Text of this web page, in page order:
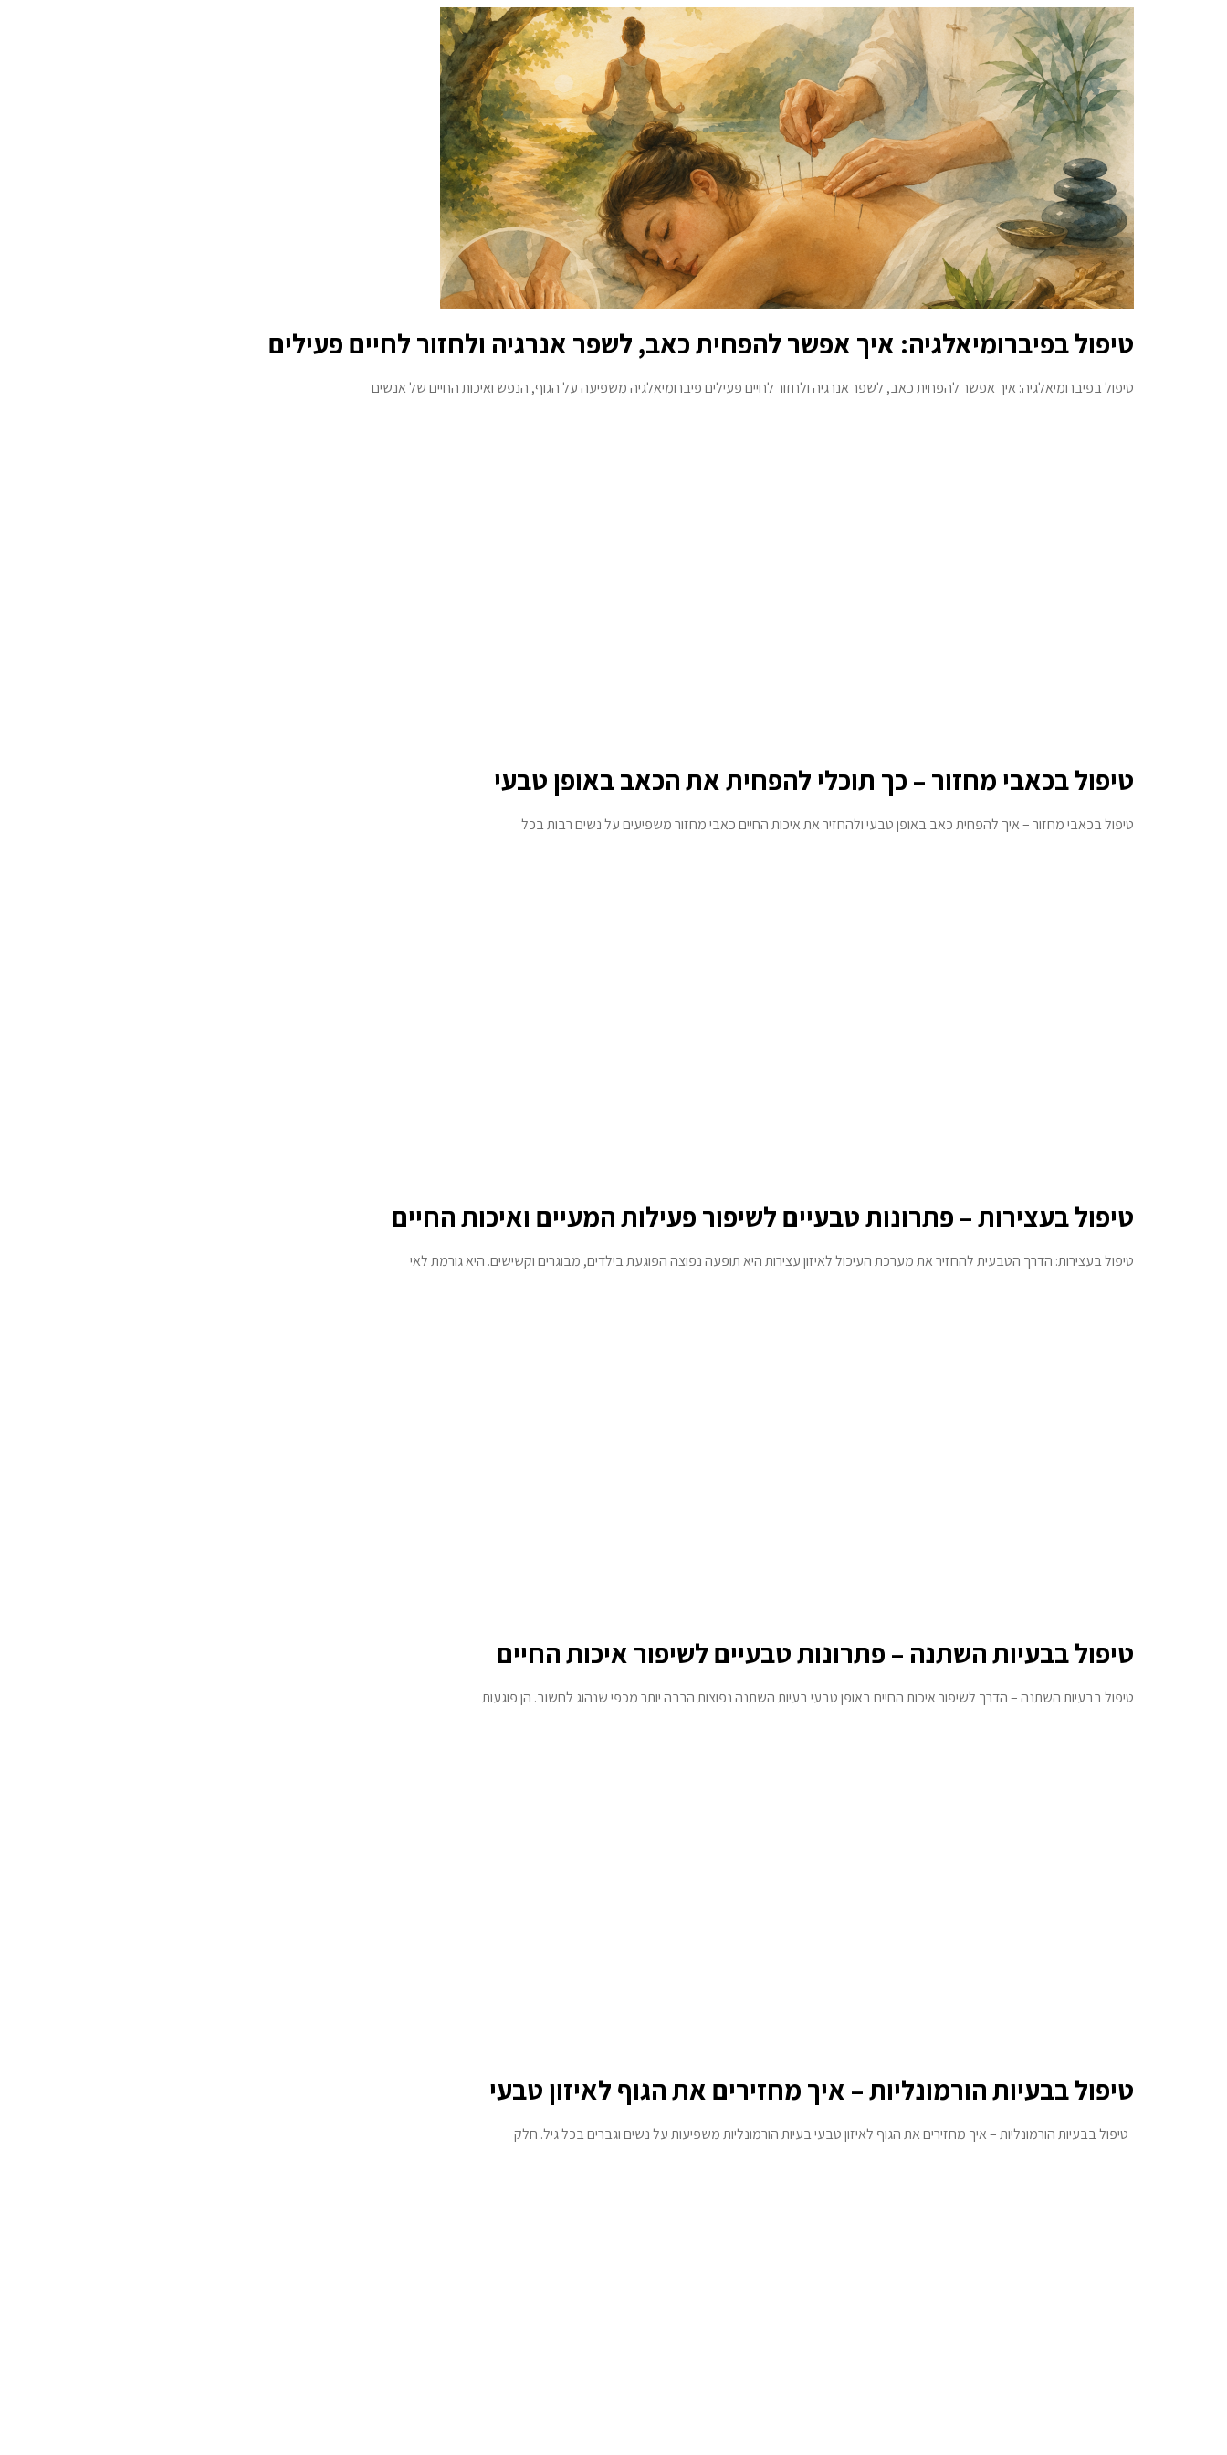
טיפול בפיברומיאלגיה: איך אפשר להפחית כאב, לשפר אנרגיה ולחזור לחיים פעילים
טיפול בפיברומיאלגיה: איך אפשר להפחית כאב, לשפר אנרגיה ולחזור לחיים פעילים פיברומיאלגיה משפיעה על הגוף, הנפש ואיכות החיים של אנשים
טיפול בכאבי מחזור – כך תוכלי להפחית את הכאב באופן טבעי
טיפול בכאבי מחזור – איך להפחית כאב באופן טבעי ולהחזיר את איכות החיים כאבי מחזור משפיעים על נשים רבות בכל
טיפול בעצירות – פתרונות טבעיים לשיפור פעילות המעיים ואיכות החיים
טיפול בעצירות: הדרך הטבעית להחזיר את מערכת העיכול לאיזון עצירות היא תופעה נפוצה הפוגעת בילדים, מבוגרים וקשישים. היא גורמת לאי
טיפול בבעיות השתנה – פתרונות טבעיים לשיפור איכות החיים
טיפול בבעיות השתנה – הדרך לשיפור איכות החיים באופן טבעי בעיות השתנה נפוצות הרבה יותר מכפי שנהוג לחשוב. הן פוגעות
טיפול בבעיות הורמונליות – איך מחזירים את הגוף לאיזון טבעי
טיפול בבעיות הורמונליות – איך מחזירים את הגוף לאיזון טבעי בעיות הורמונליות משפיעות על נשים וגברים בכל גיל. חלק